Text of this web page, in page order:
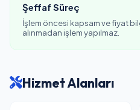
Şeffaf Süreç
İşlem öncesi kapsam ve fiyat
alınmadan işlem yapılmaz.
Hizmet Alanları